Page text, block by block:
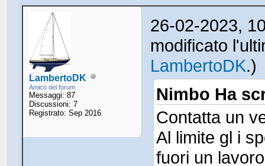
LambertoDK
Amico del forum
Messaggi: 87
Discussioni: 7
Registrato: Sep 2016
26-02-2023,
modificato
LambertoDK.)
Nimbo Ha
Contatta un
Al limite gl i
fuori un